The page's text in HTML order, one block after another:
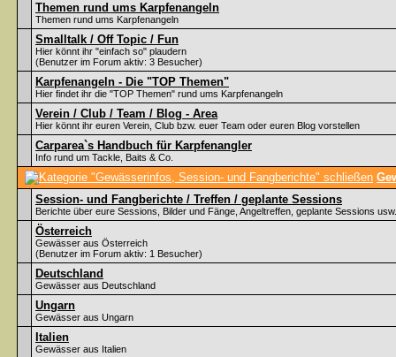
Themen rund ums Karpfenangeln
Themen rund ums Karpfenangeln
Smalltalk / Off Topic / Fun
Hier könnt ihr "einfach so" plaudern
(Benutzer im Forum aktiv: 3 Besucher)
Karpfenangeln - Die "TOP Themen"
Hier findet ihr die "TOP Themen" rund ums Karpfenangeln
Verein / Club / Team / Blog - Area
Hier könnt ihr euren Verein, Club bzw. euer Team oder euren Blog vorstellen
Carparea`s Handbuch für Karpfenangler
Info rund um Tackle, Baits & Co.
Session- und Fangberichte / Treffen / geplante Sessions
Berichte über eure Sessions, Bilder und Fänge, Angeltreffen, geplante Sessions usw.
Österreich
Gewässer aus Österreich
(Benutzer im Forum aktiv: 1 Besucher)
Deutschland
Gewässer aus Deutschland
Ungarn
Gewässer aus Ungarn
Italien
Gewässer aus Italien